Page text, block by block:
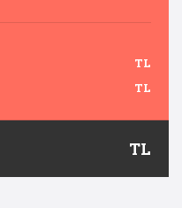
TL
TL
TL